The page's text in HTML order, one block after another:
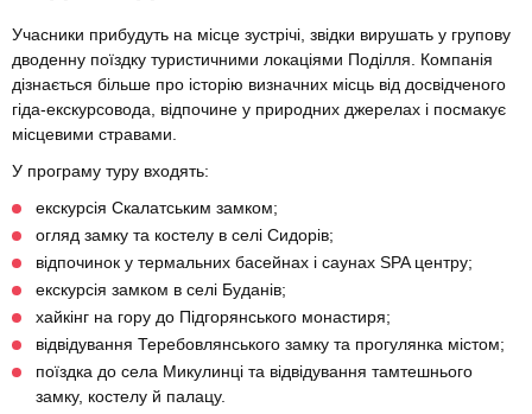
Учасники прибудуть на місце зустрічі, звідки вирушать у групову
дводенну поїздку туристичними локаціями Поділля. Компанія
дізнається більше про історію визначних місць від досвідченого
гіда-екскурсовода, відпочине у природних джерелах і посмакує
місцевими стравами.
У програму туру входять:
екскурсія Скалатським замком;
огляд замку та костелу в селі Сидорів;
відпочинок у термальних басейнах і саунах SPA центру;
екскурсія замком в селі Буданів;
хайкінг на гору до Підгорянського монастиря;
відвідування Теребовлянського замку та прогулянка містом;
поїздка до села Микулинці та відвідування тамтешнього
замку, костелу й палацу.